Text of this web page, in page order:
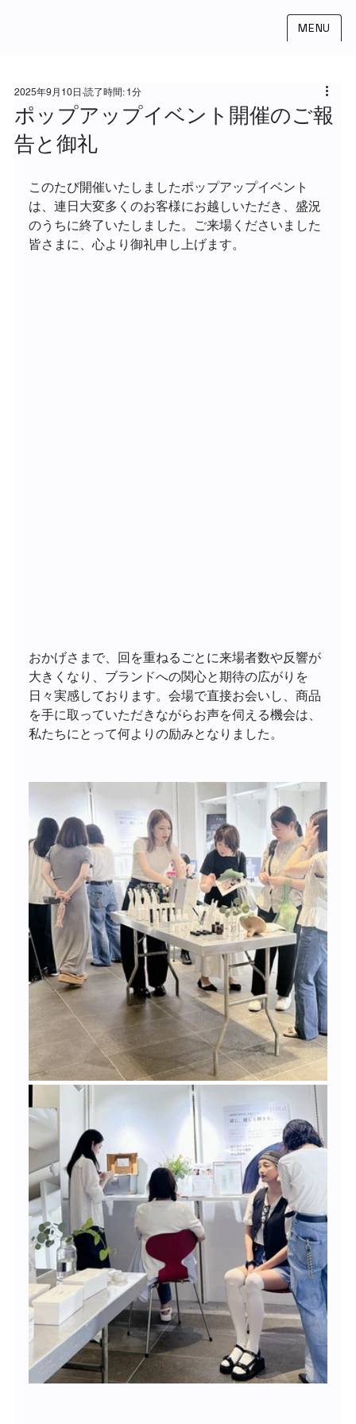
MENU
ポップアップイベント開催のご報
告と御礼
2025年9月10日 読了時間: 1分
このたび開催いたしましたポップアップイベント
は、連日大変多くのお客様にお越しいただき、盛況
のうちに終了いたしました。ご来場くださいました
皆さまに、心より御礼申し上げます。
おかげさまで、回を重ねるごとに来場者数や反響が
大きくなり、ブランドへの関心と期待の広がりを
日々実感しております。会場で直接お会いし、商品
を手に取っていただきながらお声を伺える機会は、
私たちにとって何よりの励みとなりました。